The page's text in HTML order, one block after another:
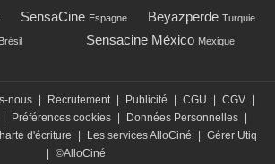
SensaCine Espagne Beyazperde Turquie
Brésil Sensacine México Mexique
nous Recrutement Publicité CGU CGV
Préférences cookies Données Personnelles
d'écriture Les services AlloCiné
Gérer Utiq
©AlloCiné